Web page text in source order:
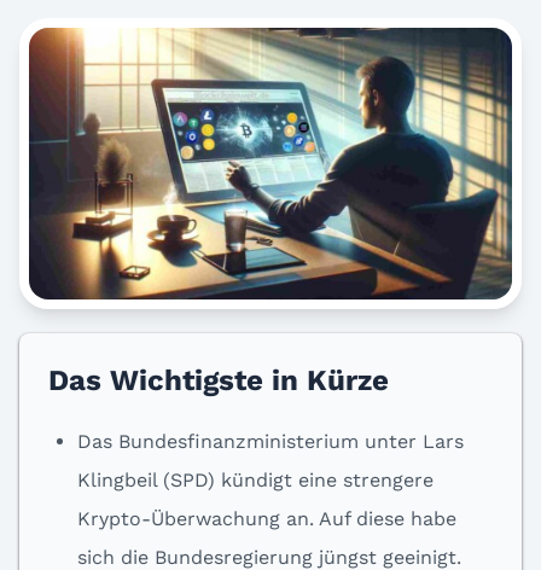
Das Wichtigste in Kürze
Das Bundesfinanzministerium unter Lars
Klingbeil (SPD) kündigt eine strengere
Krypto-Überwachung an. Auf diese habe
sich die Bundesregierung jüngst geeinigt.